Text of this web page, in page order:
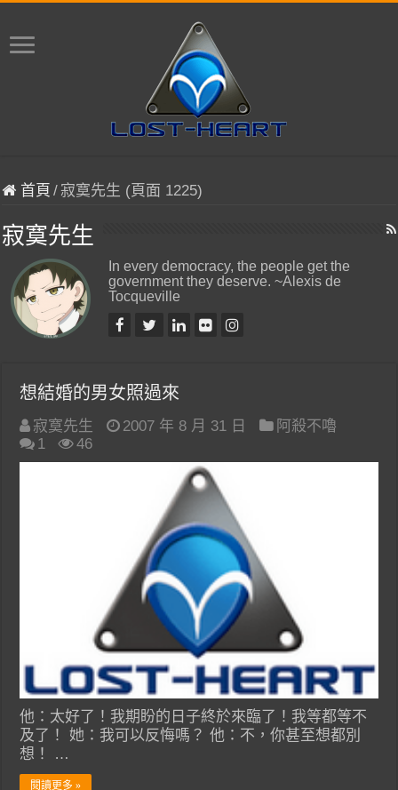
首頁 /寂寞先生 (頁面 1225)
寂寞先生
In every democracy, the people get the
government they deserve. ~Alexis de
Tocqueville
想結婚的男女照過來
寂寞先生 2007 年 8 月 31 日
阿殺不嚕
1
46
他：太好了！我期盼的日子終於來臨了！我等都等不
及了！ 她：我可以反悔嗎？ 他：不，你甚至想都別
想！ …
閱讀更多 »